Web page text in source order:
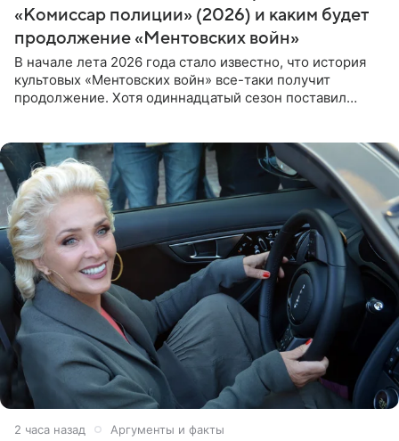
«Комиссар полиции» (2026) и каким будет
продолжение «Ментовских войн»
В начале лета 2026 года стало известно, что история
культовых «Ментовских войн» все-таки получит
продолжение. Хотя одиннадцатый сезон поставил
2 часа назад Аргументы и факты